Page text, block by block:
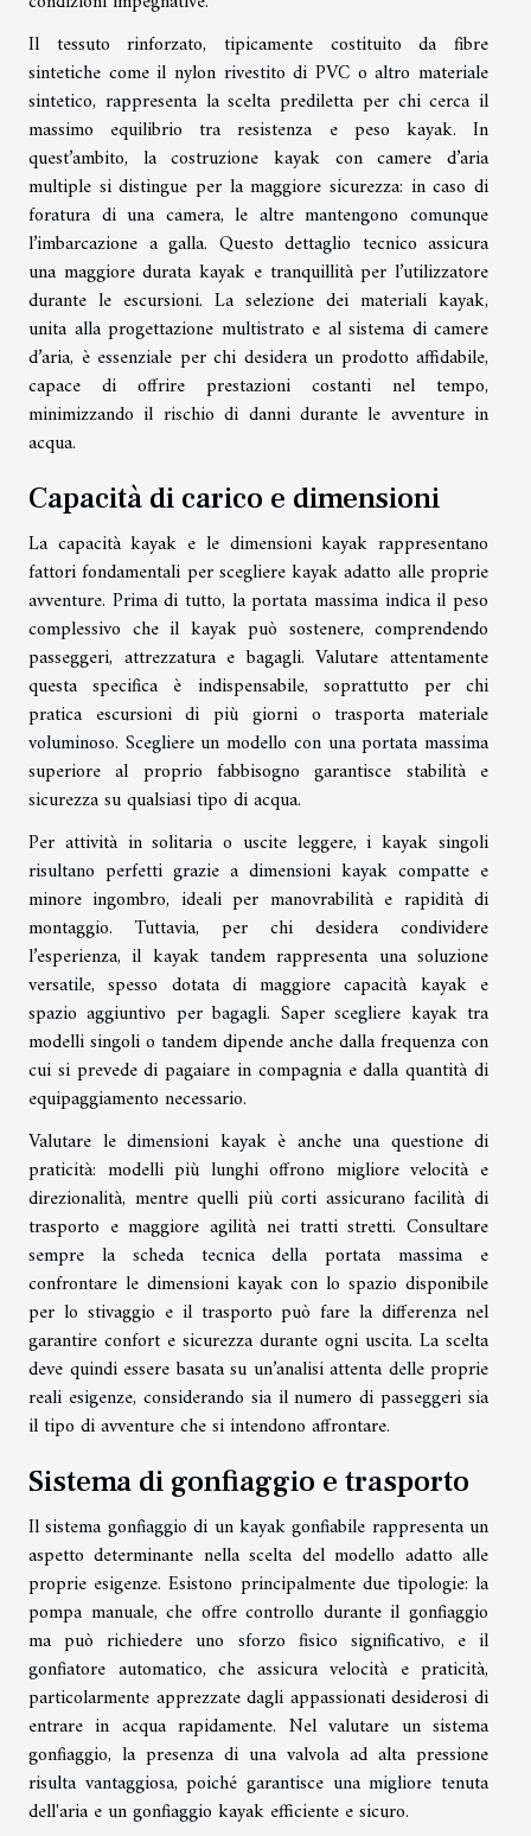
Il tessuto rinforzato, tipicamente costituito da fibre
sintetiche come il nylon rivestito di PVC o altro materiale
sintetico, rappresenta la scelta prediletta per chi cerca il
massimo equilibrio tra resistenza e peso kayak. In
quest’ambito, la costruzione kayak con camere d’aria
multiple si distingue per la maggiore sicurezza: in caso di
foratura di una camera, le altre mantengono comunque
l’imbarcazione a galla. Questo dettaglio tecnico assicura
una maggiore durata kayak e tranquillità per l’utilizzatore
durante le escursioni. La selezione dei materiali kayak,
unita alla progettazione multistrato e al sistema di camere
d’aria, è essenziale per chi desidera un prodotto affidabile,
capace di offrire prestazioni costanti nel tempo,
minimizzando il rischio di danni durante le avventure in
acqua.
Capacità di carico e dimensioni
La capacità kayak e le dimensioni kayak rappresentano
fattori fondamentali per scegliere kayak adatto alle proprie
avventure. Prima di tutto, la portata massima indica il peso
complessivo che il kayak può sostenere, comprendendo
passeggeri, attrezzatura e bagagli. Valutare attentamente
questa specifica è indispensabile, soprattutto per chi
pratica escursioni di più giorni o trasporta materiale
voluminoso. Scegliere un modello con una portata massima
superiore al proprio fabbisogno garantisce stabilità e
sicurezza su qualsiasi tipo di acqua.
Per attività in solitaria o uscite leggere, i kayak singoli
risultano perfetti grazie a dimensioni kayak compatte e
minore ingombro, ideali per manovrabilità e rapidità di
montaggio. Tuttavia, per chi desidera condividere
l’esperienza, il kayak tandem rappresenta una soluzione
versatile, spesso dotata di maggiore capacità kayak e
spazio aggiuntivo per bagagli. Saper scegliere kayak tra
modelli singoli o tandem dipende anche dalla frequenza con
cui si prevede di pagaiare in compagnia e dalla quantità di
equipaggiamento necessario.
Valutare le dimensioni kayak è anche una questione di
praticità: modelli più lunghi offrono migliore velocità e
direzionalità, mentre quelli più corti assicurano facilità di
trasporto e maggiore agilità nei tratti stretti. Consultare
sempre la scheda tecnica della portata massima e
confrontare le dimensioni kayak con lo spazio disponibile
per lo stivaggio e il trasporto può fare la differenza nel
garantire confort e sicurezza durante ogni uscita. La scelta
deve quindi essere basata su un’analisi attenta delle proprie
reali esigenze, considerando sia il numero di passeggeri sia
il tipo di avventure che si intendono affrontare.
Sistema di gonfiaggio e trasporto
Il sistema gonfiaggio di un kayak gonfiabile rappresenta un
aspetto determinante nella scelta del modello adatto alle
proprie esigenze. Esistono principalmente due tipologie: la
pompa manuale, che offre controllo durante il gonfiaggio
ma può richiedere uno sforzo fisico significativo, e il
gonfiatore automatico, che assicura velocità e praticità,
particolarmente apprezzate dagli appassionati desiderosi di
entrare in acqua rapidamente. Nel valutare un sistema
gonfiaggio, la presenza di una valvola ad alta pressione
risulta vantaggiosa, poiché garantisce una migliore tenuta
dell'aria e un gonfiaggio kayak efficiente e sicuro.